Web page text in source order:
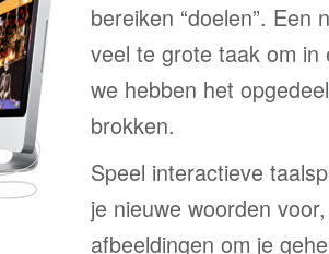
bereiken “doelen”. Een
veel te grote taak om
we hebben het
brokken.
Speel interactieve
je nieuwe woorden
afbeeldingen om je